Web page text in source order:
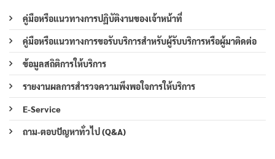
คู่มือหรือแนวทางการปฏิบัติงานของเจ้าหน้าที่
คู่มือหรือแนวทางการขอรับบริการสำหรับผู้รับบริการหรือผู้มาติดต่อ
ข้อมูลสถิติการให้บริการ
รายงานผลการสำรวจความพึงพอใจการให้บริการ
E-Service
ถาม-ตอบปัญหาทั่วไป (Q&A)